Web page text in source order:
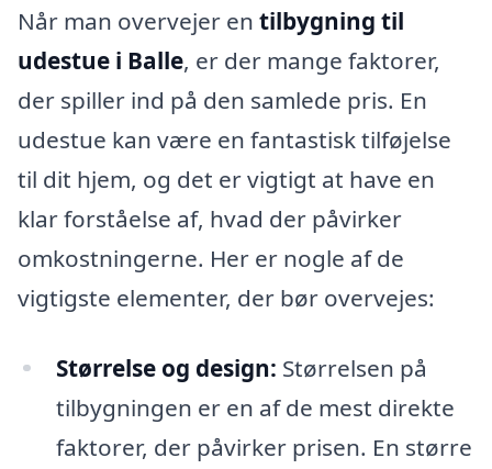
Når man overvejer en tilbygning til
udestue i Balle, er der mange faktorer,
der spiller ind på den samlede pris. En
udestue kan være en fantastisk tilføjelse
til dit hjem, og det er vigtigt at have en
klar forståelse af, hvad der påvirker
omkostningerne. Her er nogle af de
vigtigste elementer, der bør overvejes:
Størrelse og design: Størrelsen på
tilbygningen er en af de mest direkte
faktorer, der påvirker prisen. En større